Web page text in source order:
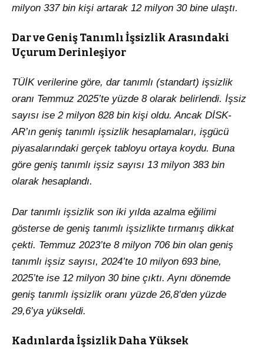
milyon 337 bin kişi artarak 12 milyon 30 bine ulaştı.
Dar ve Geniş Tanımlı İşsizlik Arasındaki
Uçurum Derinleşiyor
TÜİK verilerine göre, dar tanımlı (standart) işsizlik
oranı Temmuz 2025’te yüzde 8 olarak belirlendi. İşsiz
sayısı ise 2 milyon 828 bin kişi oldu. Ancak DİSK-
AR’ın geniş tanımlı işsizlik hesaplamaları, işgücü
piyasalarındaki gerçek tabloyu ortaya koydu. Buna
göre geniş tanımlı işsiz sayısı 13 milyon 383 bin
olarak hesaplandı.
Dar tanımlı işsizlik son iki yılda azalma eğilimi
gösterse de geniş tanımlı işsizlikte tırmanış dikkat
çekti. Temmuz 2023’te 8 milyon 706 bin olan geniş
tanımlı işsiz sayısı, 2024’te 10 milyon 693 bine,
2025’te ise 12 milyon 30 bine çıktı. Aynı dönemde
geniş tanımlı işsizlik oranı yüzde 26,8’den yüzde
29,6’ya yükseldi.
Kadınlarda İşsizlik Daha Yüksek